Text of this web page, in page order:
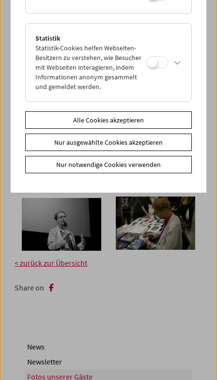
< zurück zur Übersicht
Share on
News
Newsletter
Fotos unserer Gäste
Statistik
Statistik-Cookies helfen Webseiten-
Besitzern zu verstehen, wie Besucher
mit Webseiten interagieren, indem
Informationen anonym gesammelt
und gemeldet werden.
Alle Cookies akzeptieren
Nur ausgewählte Cookies akzeptieren
Nur notwendige Cookies verwenden